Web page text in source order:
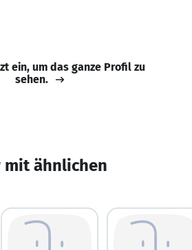
ein, um das ganze Profil zu
sehen.
mit ähnlichen